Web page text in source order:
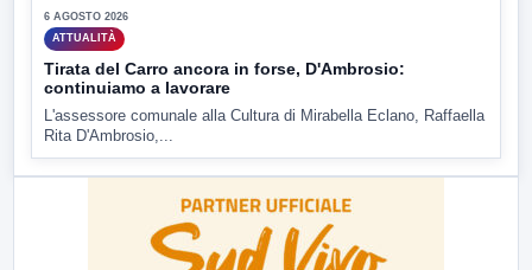
6 AGOSTO 2026
ATTUALITÀ
Tirata del Carro ancora in forse, D'Ambrosio:
continuiamo a lavorare
L'assessore comunale alla Cultura di Mirabella Eclano, Raffaella
Rita D'Ambrosio,...